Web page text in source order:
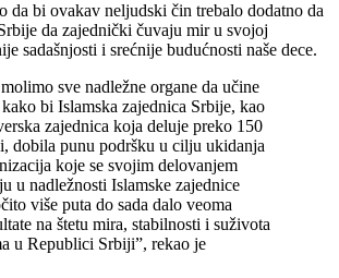
da bi ovakav neljudski čin trebalo dodatno da
da zajednički čuvaju mir u svojoj
sadašnjosti i srećnije budućnosti naše dece.
sve nadležne organe da učine
bi Islamska zajednica Srbije, kao
zajednica koja deluje preko 150
dobila punu podršku u cilju ukidanja
koje se svojim delovanjem
u nadležnosti Islamske zajednice
više puta do sada dalo veoma
na štetu mira, stabilnosti i suživota
u Republici Srbiji”, rekao je